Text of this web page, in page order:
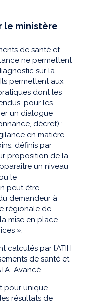
le ministère
de santé et
ne permettent
sur la
permettent aux
dont les
pour les
un dialogue
, décret) :
en matière
définis par
proposition de la
un niveau
le
peut être
demandeur à
régionale de
mise en place
».
calculés par l’ATIH
de santé et
Avancé.
pour unique
résultats de